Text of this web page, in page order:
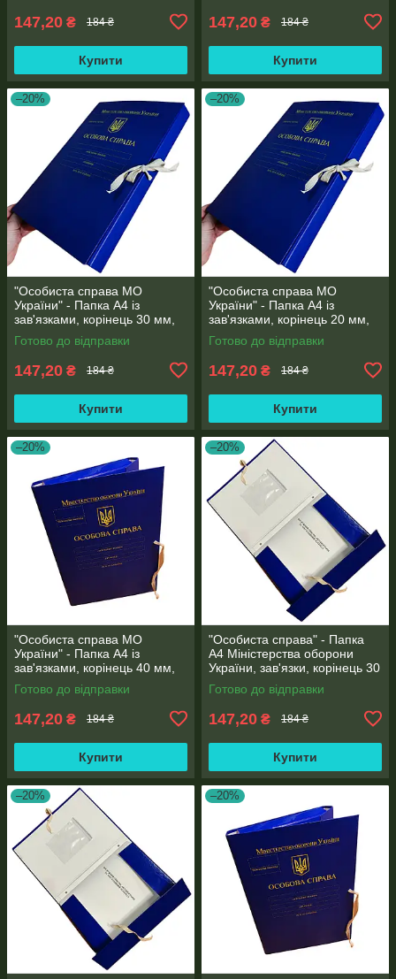
147,20 ₴ 184 ₴
Купити
147,20 ₴ 184 ₴
Купити
–20%
"Особиста справа МО
України" - Папка А4 із
зав'язками, корінець 30 мм,
матове PP-покриття
Готово до відправки
147,20 ₴ 184 ₴
Купити
–20%
"Особиста справа МО
України" - Папка А4 із
зав'язками, корінець 20 мм,
матове PP-покриття
Готово до відправки
147,20 ₴ 184 ₴
Купити
–20%
"Особиста справа МО
України" - Папка А4 із
зав'язками, корінець 40 мм,
матове PP-покриття
Готово до відправки
147,20 ₴ 184 ₴
Купити
–20%
"Особиста справа" - Папка
А4 Міністерства оборони
України, зав'язки, корінець 30
мм, глянець PP-покриття
Готово до відправки
147,20 ₴ 184 ₴
Купити
–20% –20%